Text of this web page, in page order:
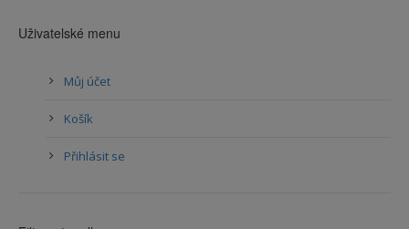
Uživatelské menu
Můj účet
Košík
Přihlásit se